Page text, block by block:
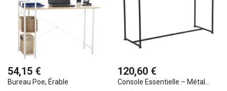
54,15 €
Bureau Poe, Érable
120,60 €
Console Essentielle – Métal...